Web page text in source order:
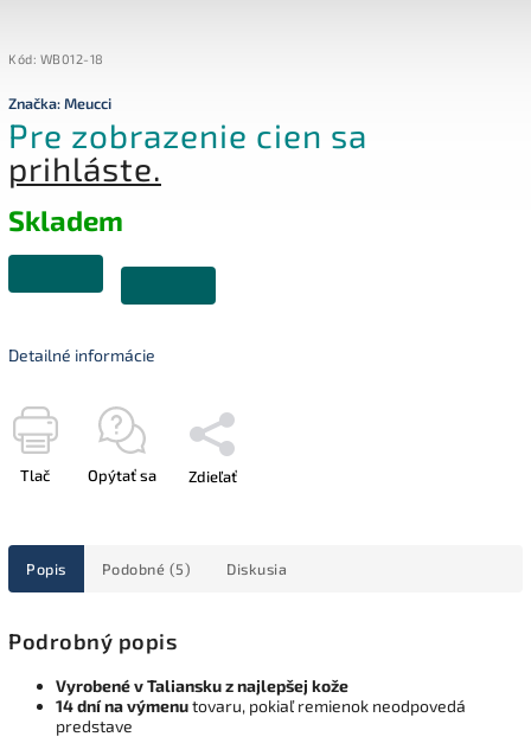
Kód: WB012-18
Značka:Meucci
Pre zobrazenie cien sa
prihláste.
Skladem
Detailné informácie
Tlač Opýtať sa Zdieľať
Popis Podobné (5) Diskusia
Podrobný popis
Vyrobené v Taliansku z najlepšej kože
14 dní na výmenutovaru, pokiaľ remienok neodpovedá
predstave